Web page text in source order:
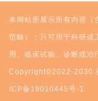
本网站所展示所有内容（
范畴）；只可用于科研或
用、临床试验、诊断或治
Copyright©2022-2030
ICP备19010445号-1